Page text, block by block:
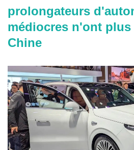
prolongateurs
médiocres n'ont plus
Chine